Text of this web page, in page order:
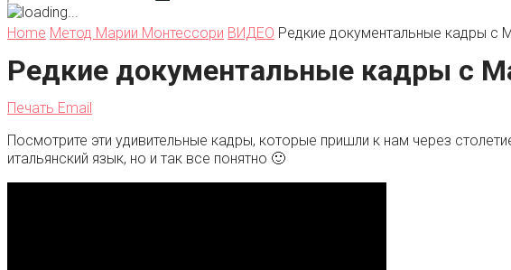
Home Метод Марии Монтессори ВИДЕО Редкие документальные кадры с
Редкие документальные кадры с
Печать Email
Посмотрите эти удивительные кадры, которые пришли к нам через
итальянский язык, но и так все понятно 🙂